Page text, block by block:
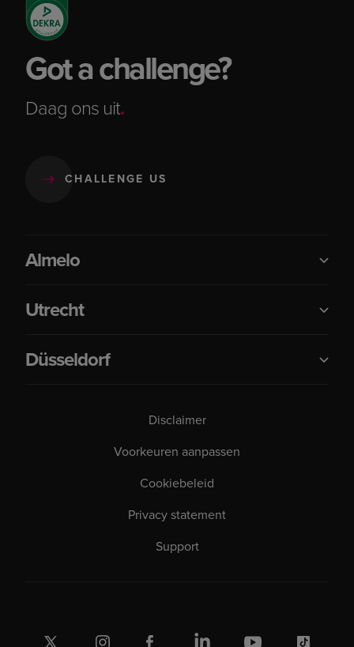
Got a challenge?
Daag ons uit.
CHALLENGE US
Almelo
Utrecht
Düsseldorf
Disclaimer
Voorkeuren aanpassen
Cookiebeleid
Privacy statement
Support